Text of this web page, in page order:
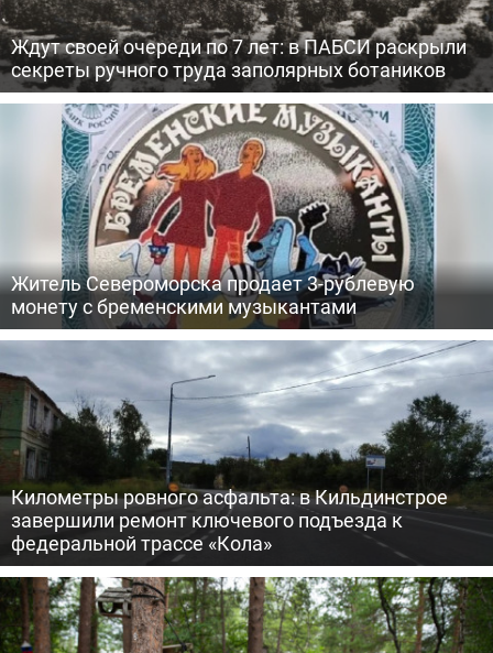
Ждут своей очереди по 7 лет: в ПАБСИ раскрыли
секреты ручного труда заполярных ботаников
Житель Североморска продает 3-рублевую
монету с бременскими музыкантами
Километры ровного асфальта: в Кильдинстрое
завершили ремонт ключевого подъезда к
федеральной трассе «Кола»